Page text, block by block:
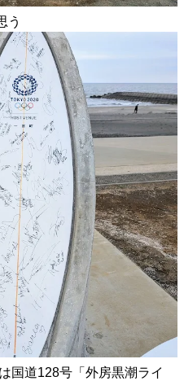
う
国道128号「外房黒潮ライ